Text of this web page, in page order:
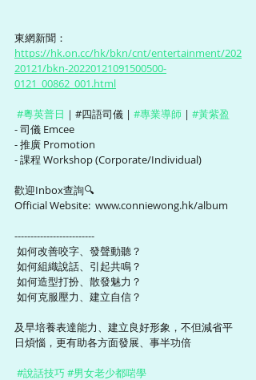
東網新聞：
https://hk.on.cc/hk/bkn/cnt/entertainment/202
20121/bkn-20220121091500500-
0121_00862_001.html
#粵英普日 ｜#四語司儀 | #專業導師 | #黃紫盈
- 司儀 Emcee
- 推廣 Promotion
- 課程 Workshop (Corporate/Individual)
歡迎Inbox查詢🔍
Official Website:  www.conniewong.hk/album
-------------------------
如何改善咬字、發聲動聽？
如何組織說話、引起共鳴？
如何造型打扮、散發魅力？
如何克服壓力、建立自信？
及早培養表達能力、建立良好形象，不但減省平
日煩惱，更有助各方面發展、事半功倍
#說話技巧#男女老少都啱學